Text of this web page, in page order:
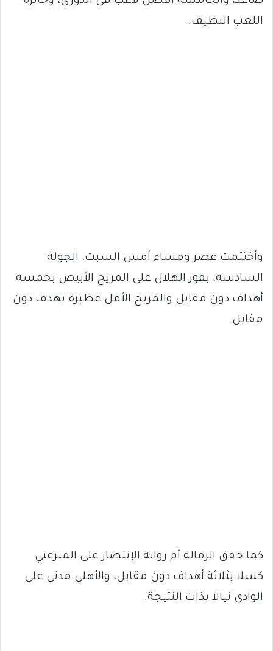
اللعب النظيف.
وأختتمت عصر ومساء أمس السبت، الجولة
السادسة، بفوز الهلال على المريخ الأبيض بخمسة
أهداف دون مقابل والمريخ الأمل عطبرة بهدف دون
مقابل.
كما حقق الزمالة أم روابة الإنتصار على الميرغني
كسلا بثلاثة أهداف دون مقابل، والأهلي مدني على
الوادي نيالا بذات النتيجة.